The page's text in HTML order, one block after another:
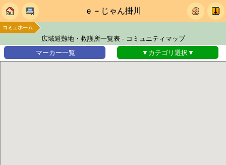
ｅ－じゃん掛川
コミュホーム
広域避難地・救護所一覧表 - コミュニティマップ
マーカー一覧
▼カテゴリ選択▼